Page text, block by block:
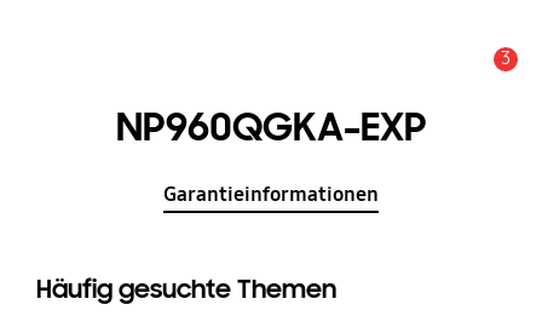
3
NP960QGKA-EXP
Garantieinformationen
Häufig gesuchte Themen